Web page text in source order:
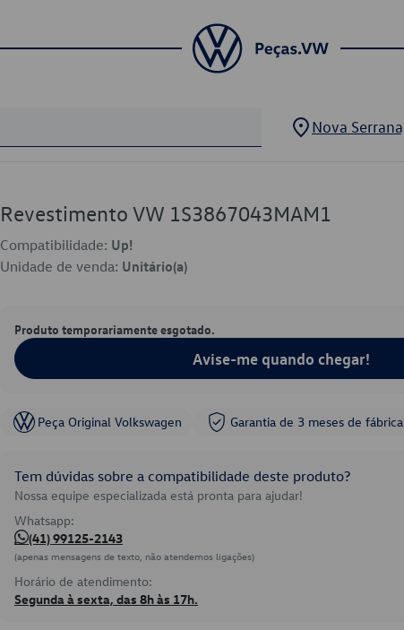
Nova Serrana
Revestimento VW 1S3867043MAM1
Compatibilidade: Up!
Unidade de venda: Unitário(a)
Produto temporariamente esgotado.
Avise-me quando chegar!
Peça Original Volkswagen Garantia de 3 meses de fábrica
Tem dúvidas sobre a compatibilidade deste produto?
Nossa equipe especializada está pronta para ajudar!
Whatsapp:
(41) 99125-2143
(apenas mensagens de texto, não atendemos ligações)
Horário de atendimento:
Segunda à sexta, das 8h às 17h.